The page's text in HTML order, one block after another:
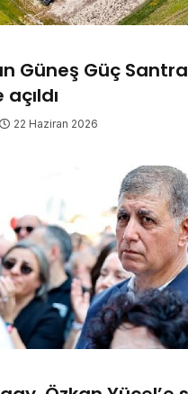
Güneş Güç
22 Haziran 2026